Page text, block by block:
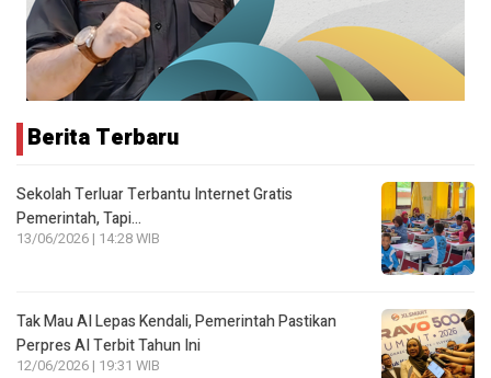
Berita Terbaru
Sekolah Terluar Terbantu Internet Gratis
Pemerintah, Tapi…
13/06/2026 | 14:28 WIB
Tak Mau AI Lepas Kendali, Pemerintah Pastikan
Perpres AI Terbit Tahun Ini
12/06/2026 | 19:31 WIB